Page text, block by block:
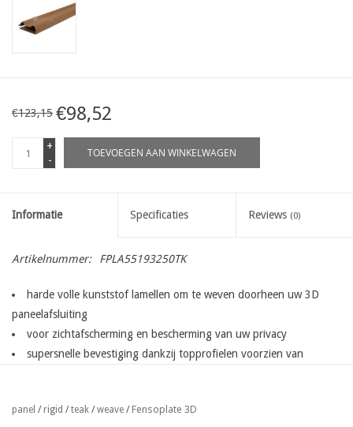
€123,15 €98,52
+
-
TOEVOEGEN AAN WINKELWAGEN
Informatie Specificaties Reviews (0)
Artikelnummer: FPLA55193250TK
harde volle kunststof lamellen om te weven doorheen uw 3D
paneelafsluiting
voor zichtafscherming en bescherming van uw privacy
supersnelle bevestiging dankzij topprofielen voorzien van
extra stevige lamellen met een dikte van 1.6 mm worden langs
panel / rigid /teak /weave / Fensoplate 3D